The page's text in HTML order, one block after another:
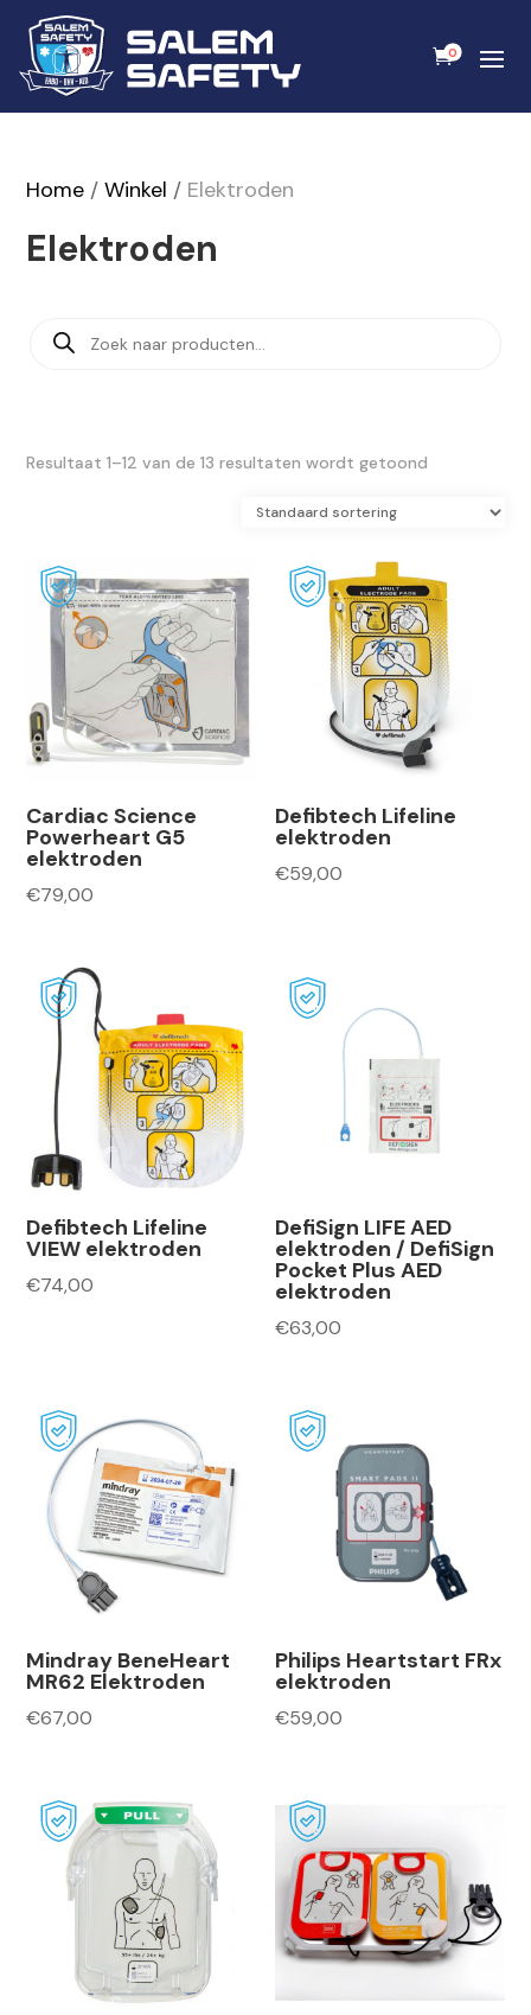
0
Home /Winkel / Elektroden
Elektroden
Producten
zoeken
Resultaat 1–12 van de 13 resultaten wordt getoond
Cardiac Science
Powerheart G5
elektroden
€79,00
Defibtech Lifeline
elektroden
€59,00
Defibtech Lifeline
VIEW elektroden
€74,00
DefiSign LIFE AED
elektroden / DefiSign
Pocket Plus AED
elektroden
€63,00
Mindray BeneHeart
MR62 Elektroden
€67,00
Philips Heartstart FRx
elektroden
€59,00